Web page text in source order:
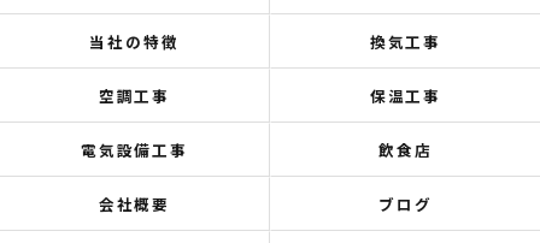
当社の特徴 換気工事
空調工事 保温工事
電気設備工事 飲食店
会社概要 ブログ